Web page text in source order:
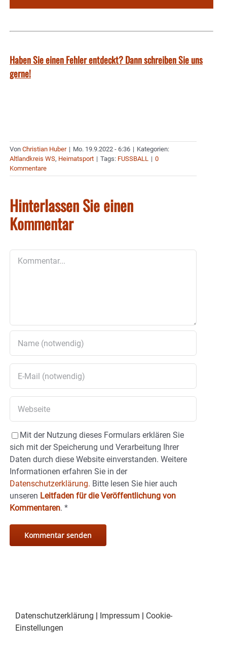
Haben Sie einen Fehler entdeckt? Dann schreiben Sie uns
gerne!
Von Christian Huber | Mo. 19.9.2022 - 6:36 | Kategorien:
Altlandkreis WS, Heimatsport | Tags: FUSSBALL | 0
Kommentare
Hinterlassen Sie einen
Kommentar
Mit der Nutzung dieses Formulars erklären Sie
sich mit der Speicherung und Verarbeitung Ihrer
Daten durch diese Website einverstanden. Weitere
Informationen erfahren Sie in der
Datenschutzerklärung. Bitte lesen Sie hier auch
unseren Leitfaden für die Veröffentlichung von
Kommentaren. *
Datenschutzerklärung Impressum
Cookie-
Einstellungen